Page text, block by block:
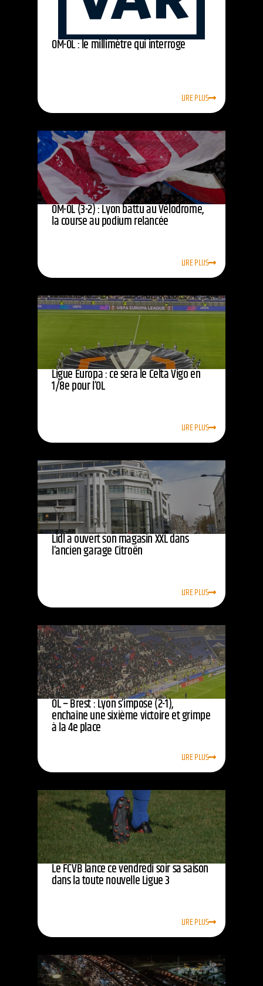
OM-OL : le millimètre qui interroge
LIRE PLUS
OM-OL (3-2) : Lyon battu au Vélodrome,
la course au podium relancée
LIRE PLUS
Ligue Europa : ce sera le Celta Vigo en
1/8e pour l’OL
LIRE PLUS
Lidl a ouvert son magasin XXL dans
l’ancien garage Citroën
LIRE PLUS
OL – Brest : Lyon s’impose (2-1),
enchaîne une sixième victoire et grimpe
à la 4e place
LIRE PLUS
Le FCVB lance ce vendredi soir sa saison
dans la toute nouvelle Ligue 3
LIRE PLUS